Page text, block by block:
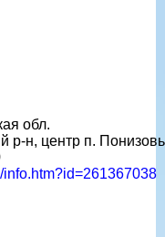
обл.
р-н, центр п.
info.htm?id=261367038